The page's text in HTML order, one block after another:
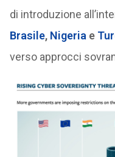
di introduzione
Brasile, Nigeria e
verso approcci